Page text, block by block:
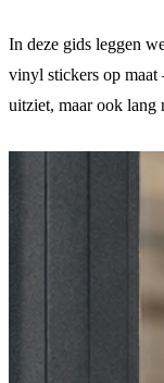
In deze gids leggen
vinyl stickers op
uitziet, maar ook lang